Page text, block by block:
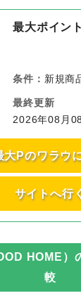
最大ポイン
条件： 新規商
最終更新
2026年08月
大Pのワラウ
サイトへ行
HOME）
較